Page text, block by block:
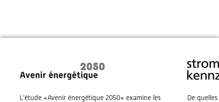
L’étude «Avenir énergétique 2050» examine les
De